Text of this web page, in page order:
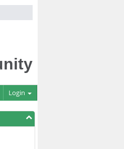
Login